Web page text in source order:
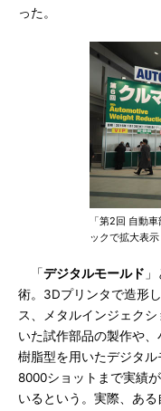
った。
「第2回 自動
ックで拡大表示
「デジタルモールド
術。3Dプリンタで造形
ス、メタルインジェク
いた試作部品の製作や、
樹脂型を用いたデジタ
8000ショットまで実績
いるという。実際、あ